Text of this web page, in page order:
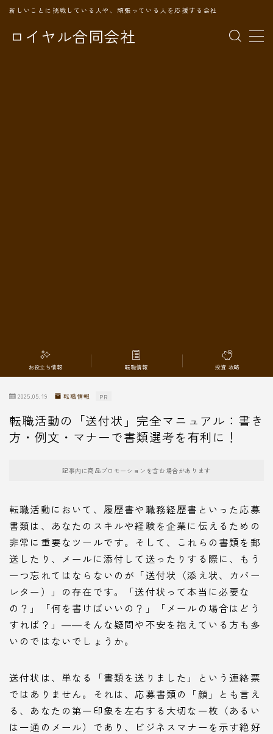
ロイヤル合同会社
新しいことに挑戦している人や、頑張っている人を応援する会社
MENU
お役立ち情報 転職情報 投資 攻略
2025.05.19 転職情報 PR
転職活動の「送付状」完全マニュアル：書き
方・例文・マナーで書類選考を有利に！
記事内に商品プロモーションを含む場合があります
転職活動において、履歴書や職務経歴書といった応募
書類は、あなたのスキルや経験を企業に伝えるための
非常に重要なツールです。そして、これらの書類を郵
送したり、メールに添付して送ったりする際に、もう
一つ忘れてはならないのが「送付状（添え状、カバー
レター）」の存在です。「送付状って本当に必要な
の？」「何を書けばいいの？」「メールの場合はどう
すれば？」――そんな疑問や不安を抱えている方も多
いのではないでしょうか。
送付状は、単なる「書類を送りました」という連絡票
ではありません。それは、応募書類の「顔」とも言え
る、あなたの第一印象を左右する大切な一枚（あるい
は一通のメール）であり、ビジネスマナーを示す絶好